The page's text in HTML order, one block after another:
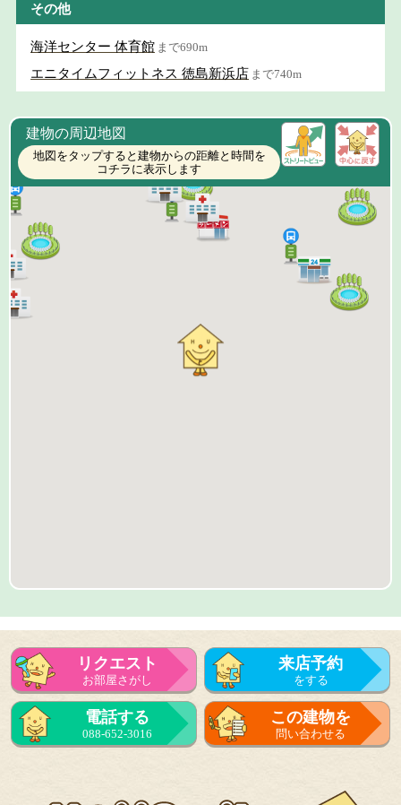
その他
海洋センター 体育館 まで690m
エニタイムフィットネス 徳島新浜店 まで740m
建物の周辺地図
地図をタップすると建物からの距離と時間を
コチラに表示します
リクエスト
お部屋さがし
来店予約
をする
来店予約
をする
電話する
088-652-3016
この建物を
問い合わせる